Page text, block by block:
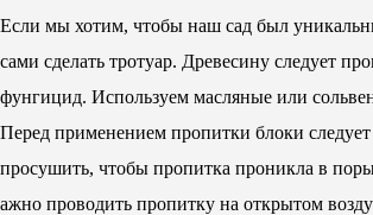
Если мы хотим, чтобы наш сад был
сами сделать тротуар. Древесину следует
фунгицид. Используем масляные или
Перед применением пропитки блоки следует
просушить, чтобы пропитка проникла в
ажно проводить пропитку на открытом